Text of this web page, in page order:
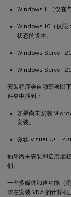
Windows 11（仅在
Windows 10（仅限
状态的版本。
Windows Server
Windows Server
安装程序会自动部署以
件夹中找到：
如果尚未安装
安装。
微软 Visual C++
如果尚未安装和启用远
们。
一些多媒体加速功能（
求在安装 VDA 的计算